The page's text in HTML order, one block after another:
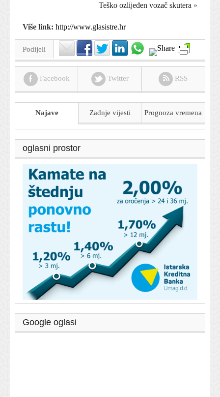
Teško ozlijeđen vozač skutera »
Više link: http://www.glasistre.hr
Podijeli
Facebook Twitter RSS
Najave Zadnje vijesti Prognoza vremena
oglasni prostor
Google oglasi